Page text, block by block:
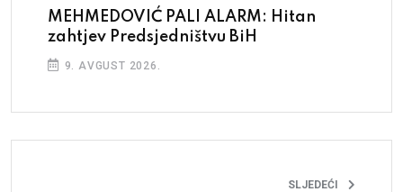
MEHMEDOVIĆ PALI ALARM: Hitan
zahtjev Predsjedništvu BiH
9. AVGUST 2026.
SLJEDEĆI